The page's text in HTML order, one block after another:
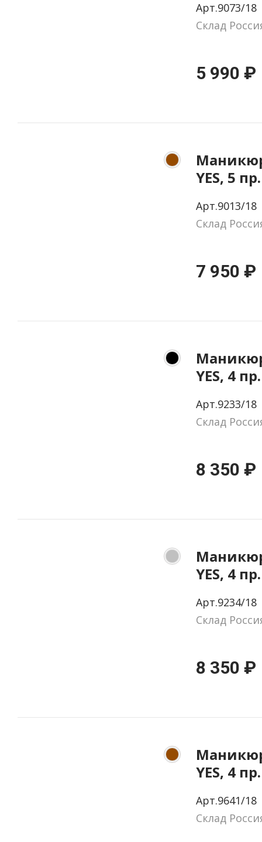
цвет
Арт.9073/18
Склад
5 990 ₽
YES, 5
цвет
Арт.9013/18
Склад
7 950 ₽
YES, 4
цвет
Арт.9233/18
Склад
8 350 ₽
YES, 4
цвет
Арт.9234/18
Склад
8 350 ₽
YES, 4
цвет
Арт.9641/18
Склад